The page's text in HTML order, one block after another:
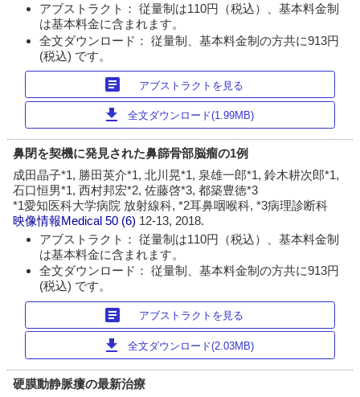
アブストラクト： 従量制は110円（税込）、基本料金制
は基本料金に含まれます。
全文ダウンロード： 従量制、基本料金制の方共に913円
(税込) です。
article アブストラクトを見る
download 全文ダウンロード(1.99MB)
鼻閉を契機に発見された鼻篩骨部脳瘤の1例
成田晶子*1, 勝田英介*1, 北川晃*1, 泉雄一郎*1, 鈴木耕次郎*1,
石口恒男*1, 西村邦宏*2, 佐藤啓*3, 都築豊徳*3
*1愛知医科大学病院 放射線科, *2耳鼻咽喉科, *3病理診断科
映像情報Medical 50 (6) 12-13, 2018.
アブストラクト： 従量制は110円（税込）、基本料金制
は基本料金に含まれます。
全文ダウンロード： 従量制、基本料金制の方共に913円
(税込) です。
article アブストラクトを見る
download 全文ダウンロード(2.03MB)
硬膜動静脈瘻の最新治療